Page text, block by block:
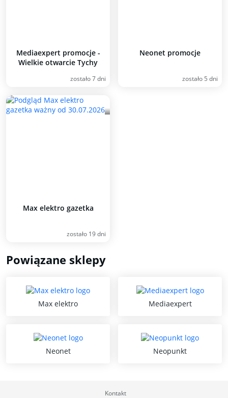
Mediaexpert promocje -
Wielkie otwarcie Tychy
zostało 7 dni
Neonet promocje
zostało 5 dni
Max elektro gazetka
zostało 19 dni
Powiązane sklepy
Max elektro Mediaexpert
Neonet Neopunkt
Kontakt